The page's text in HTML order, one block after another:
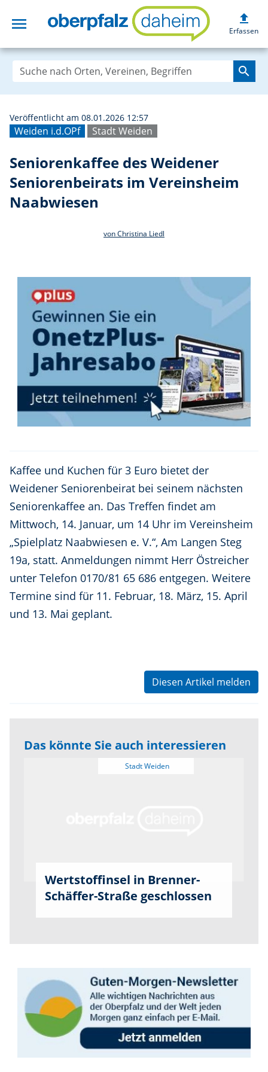
menu Seniorenkaffee
upload
Erfassen
search
Weiden i.d.OPf Stadt Weiden
Veröffentlicht am 08.01.2026 12:57
Seniorenkaffee des Weidener
Seniorenbeirats im Vereinsheim
Naabwiesen
von Christina Liedl
Kaffee und Kuchen für 3 Euro bietet der
Weidener Seniorenbeirat bei seinem nächsten
Seniorenkaffee an. Das Treffen findet am
Mittwoch, 14. Januar, um 14 Uhr im Vereinsheim
„Spielplatz Naabwiesen e. V.“, Am Langen Steg
19a, statt. Anmeldungen nimmt Herr Östreicher
unter Telefon 0170/81 65 686 entgegen. Weitere
Termine sind für 11. Februar, 18. März, 15. April
und 13. Mai geplant.
Diesen Artikel melden
Das könnte Sie auch interessieren
Stadt Weiden
Wertstoffinsel in Brenner-
Schäffer-Straße geschlossen